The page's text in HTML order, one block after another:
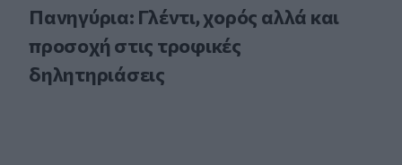
Πανηγύρια: Γλέντι, χορός αλλά και
προσοχή στις τροφικές
δηλητηριάσεις